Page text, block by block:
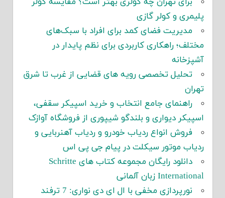
پلیمری و کولر گازی
مدیریت فضای کمد برای افراد با سبک‌های
مختلف؛ راهکاری کاربردی برای نظم پایدار در
آشپزخانه
تحلیل تخصصی رویه های قضایی از غرب تا شرق
تهران
راهنمای جامع انتخاب و خرید اسپیکر سقفی،
اسپیکر دیواری و بلندگو شیپوری از فروشگاه آوازک
فروش انواع ردیاب خودرو و ردیاب آهنربایی و
ردیاب موتور سیکلت در پیام جی پی اس
دانلود رایگان مجموعه کتاب های Schritte
International زبان آلمانی
نورپردازی مخفی با ال ای دی نواری: 7 ترفند